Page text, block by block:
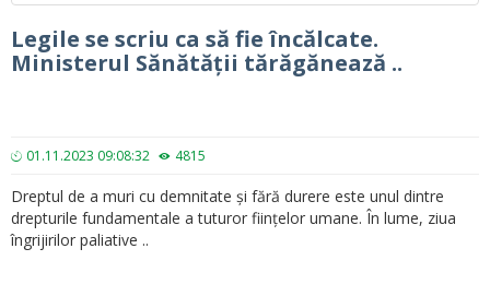
Legile se scriu ca să fie încălcate.
Ministerul Sănătății tărăgănează ..
01.11.2023 09:08:32 4815
Dreptul de a muri cu demnitate și fără durere este unul dintre
drepturile fundamentale a tuturor ființelor umane. În lume, ziua
îngrijirilor paliative ..